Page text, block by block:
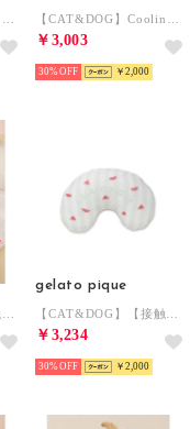
￥3,003
30% ￥2,000
gelato pique
￥3,234
30% ￥2,000